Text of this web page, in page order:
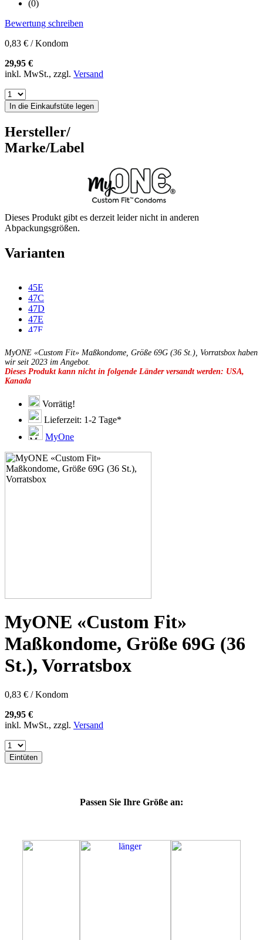
(0)
Bewertung schreiben
0,83 € / Kondom
29,95 €
inkl. MwSt., zzgl. Versand
In die Einkaufstüte legen
Hersteller/
Marke/Label
Dieses Produkt gibt es derzeit leider nicht in anderen
Abpackungsgrößen.
Varianten
45E
47C
47D
47E
47F
49D
49E
49F
49G
51C
51D
51E
51F
51G
53C
53D
53E
57G
57H
57K
60E
60F
60G
60J
60K
60L
64E
64K
64L
MyONE «Custom Fit» Maßkondome, Größe 69G (36 St.), Vorratsbox haben
wir seit 2023 im Angebot.
Dieses Produkt kann nicht in folgende Länder versandt werden: USA,
Kanada
Vorrätig!
Lieferzeit: 1-2 Tage*
MyOne
MyONE «Custom Fit»
Maßkondome, Größe 69G (36
St.), Vorratsbox
0,83 € / Kondom
29,95 €
inkl. MwSt., zzgl. Versand
Eintüten
Passen Sie Ihre Größe an: